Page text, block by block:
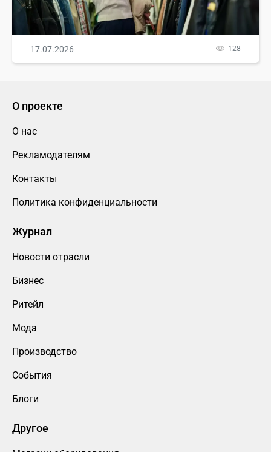
17.07.2026 128
О проекте
О нас
Рекламодателям
Контакты
Политика конфиденциальности
Журнал
Новости отрасли
Бизнес
Ритейл
Мода
Производство
События
Блоги
Другое